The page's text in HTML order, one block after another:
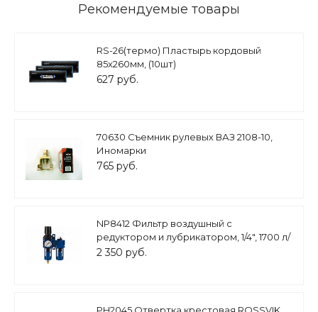
Рекомендуемые товары
RS-26(термо) Пластырь кордовый
85х260мм, (10шт)
627 руб.
70630 Съемник рулевых ВАЗ 2108-10,
Иномарки
765 руб.
NP8412 Фильтр воздушный с
редуктором и лубрикатором, 1/4", 1700 л/
мин
2 350 руб.
PH2045 Отвертка крестовая ROSSVIK